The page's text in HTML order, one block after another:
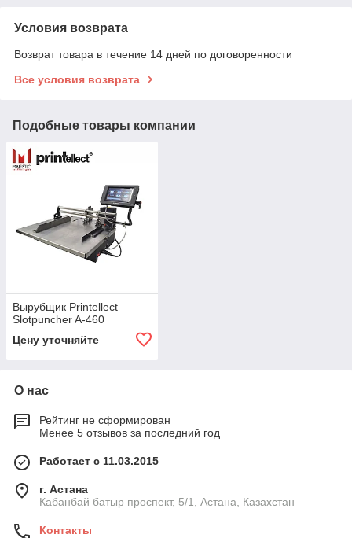
Условия возврата
Возврат товара в течение 14 дней по договоренности
Все условия возврата
Подобные товары компании
Вырубщик Printellect
Slotpuncher A-460
Цену уточняйте
О нас
Рейтинг не сформирован
Менее 5 отзывов за последний год
Работает с 11.03.2015
г. Астана
Кабанбай батыр проспект, 5/1, Астана, Казахстан
Контакты